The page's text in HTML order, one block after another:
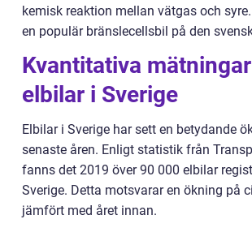
kemisk reaktion mellan vätgas och
en populär bränslecellsbil på den
Kvantitativa
elbilar i Sverige
Elbilar i Sverige har sett en betydande
senaste åren. Enligt statistik från
fanns det 2019 över 90 000 elbilar
Sverige. Detta motsvarar en ökning på
jämfört med året innan.